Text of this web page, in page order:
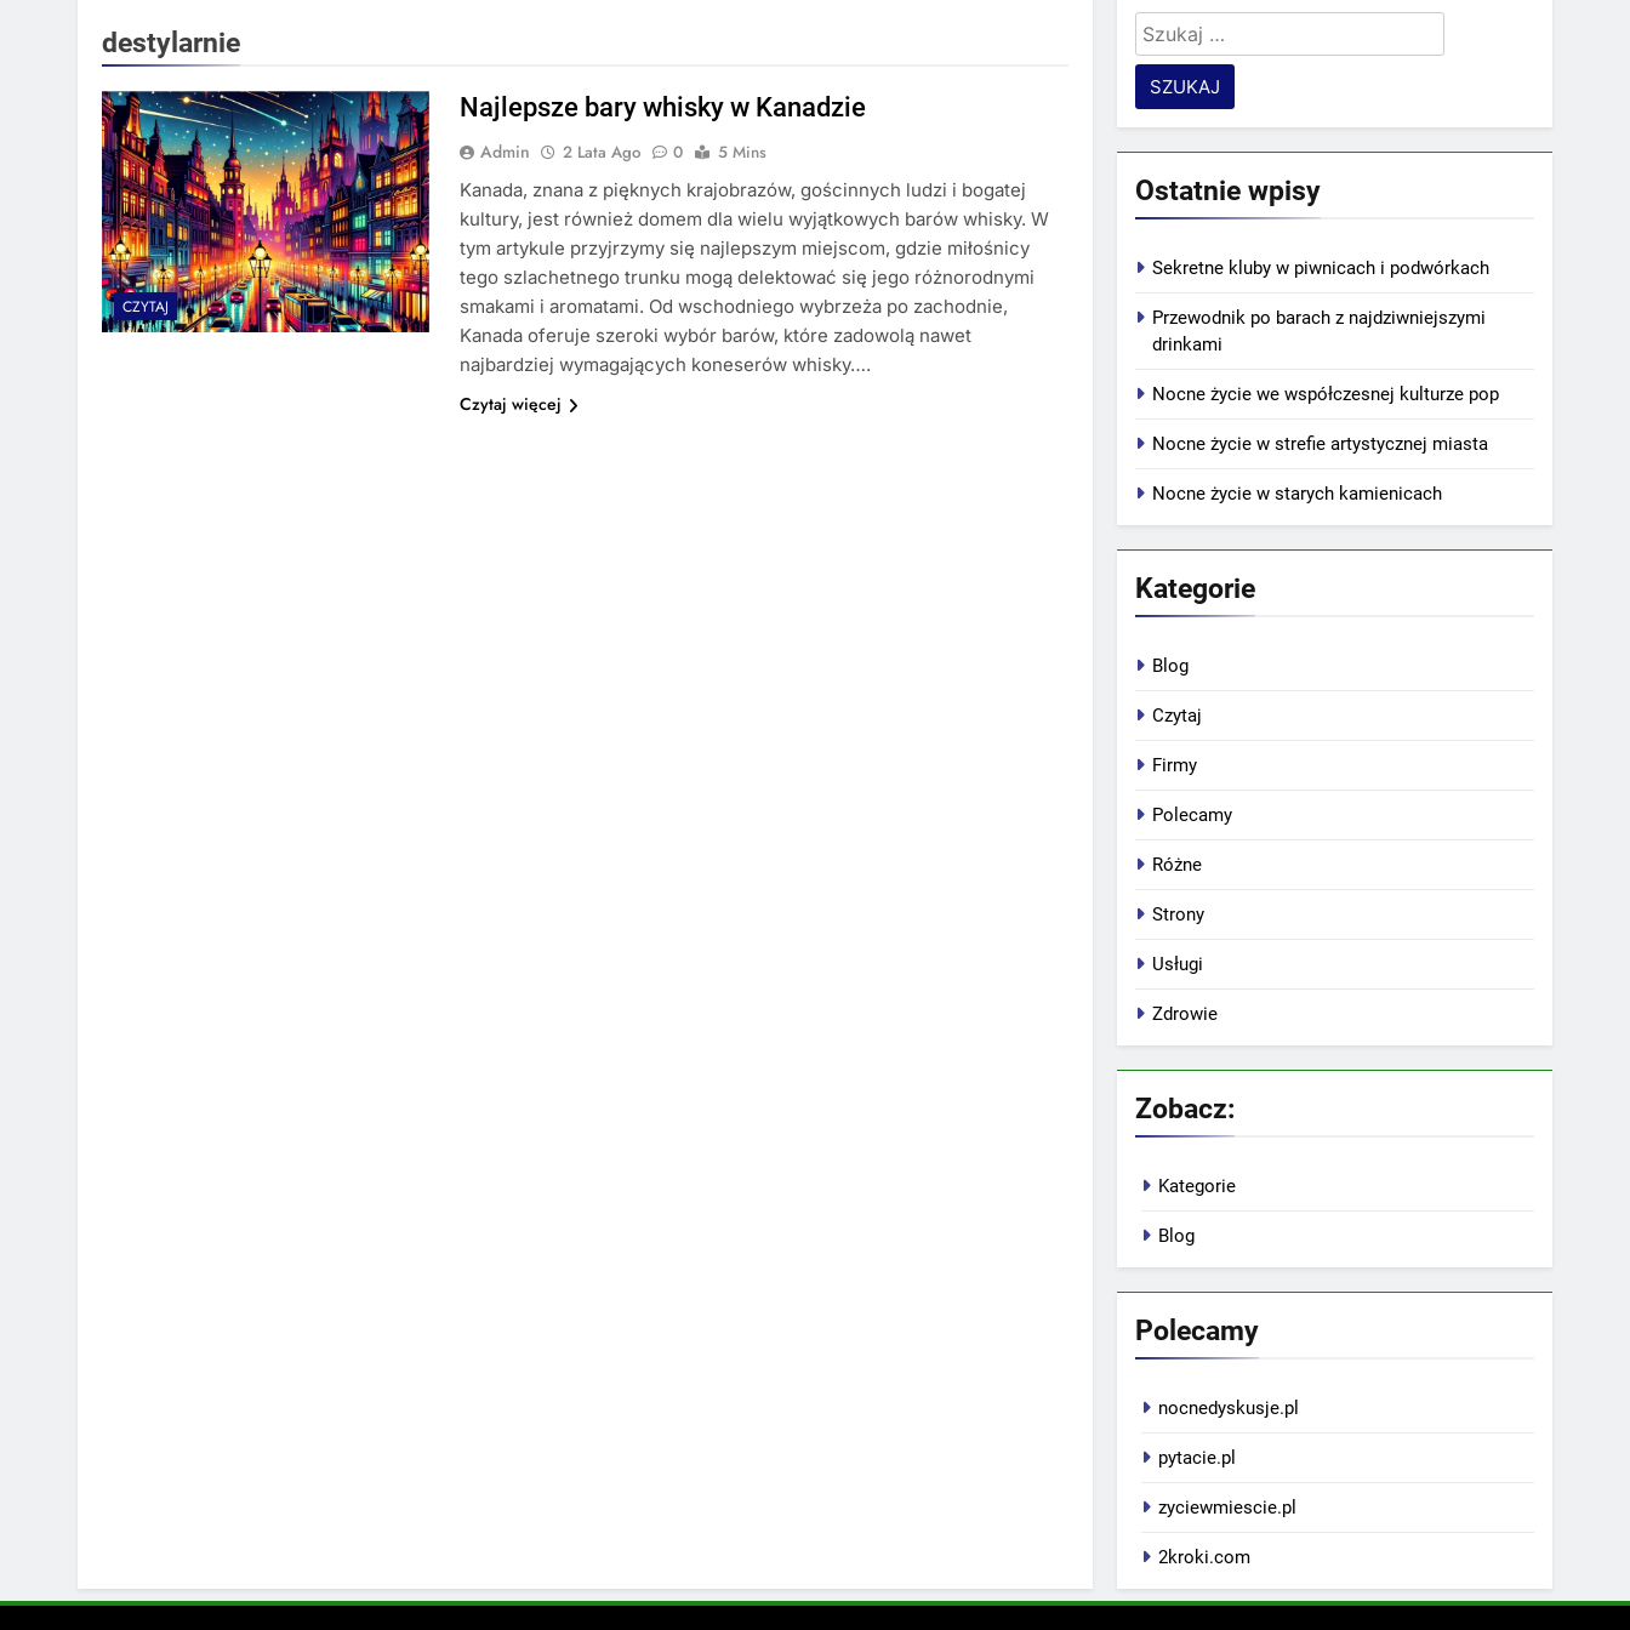
destylarnie
CZYTAJ
Najlepsze bary whisky w Kanadzie
Admin 2 Lata Ago 0
5 Mins
Kanada, znana z pięknych krajobrazów, gościnnych ludzi i bogatej
kultury, jest również domem dla wielu wyjątkowych barów whisky. W
tym artykule przyjrzymy się najlepszym miejscom, gdzie miłośnicy
tego szlachetnego trunku mogą delektować się jego różnorodnymi
smakami i aromatami. Od wschodniego wybrzeża po zachodnie,
Kanada oferuje szeroki wybór barów, które zadowolą nawet
najbardziej wymagających koneserów whisky….
Czytaj więcej
Szukaj:
Ostatnie wpisy
Sekretne kluby w piwnicach i podwórkach
Przewodnik po barach z najdziwniejszymi
drinkami
Nocne życie we współczesnej kulturze pop
Nocne życie w strefie artystycznej miasta
Nocne życie w starych kamienicach
Kategorie
Blog
Czytaj
Firmy
Polecamy
Różne
Strony
Usługi
Zdrowie
Zobacz:
Kategorie
Blog
Polecamy
nocnedyskusje.pl
pytacie.pl
zyciewmiescie.pl
2kroki.com